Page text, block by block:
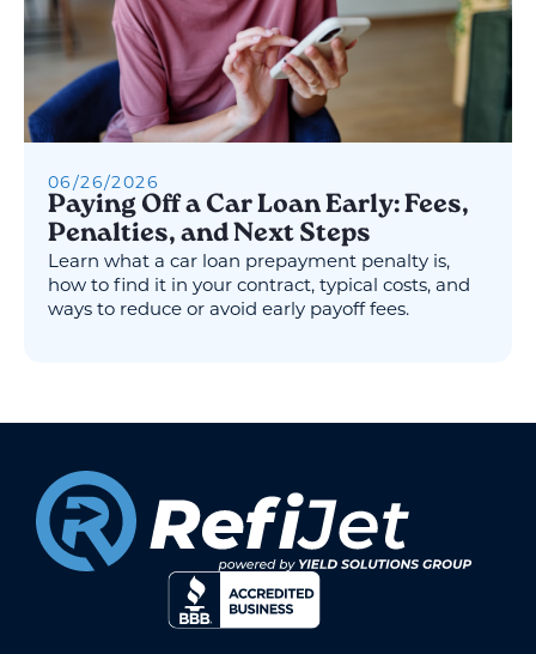
06/26/2026
Paying Off a Car Loan Early: Fees,
Penalties, and Next Steps
Learn what a car loan prepayment penalty is,
how to find it in your contract, typical costs, and
ways to reduce or avoid early payoff fees.